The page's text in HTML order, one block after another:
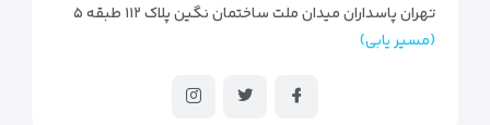
تهران پاسداران میدان ملت ساختمان نگین پلاک ۱۱۲ طبقه ۵
(مسیر یابی)